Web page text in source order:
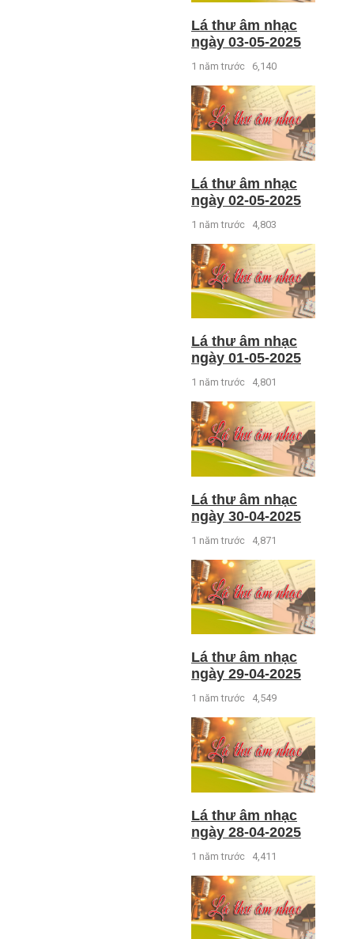
Lá thư âm nhạc
ngày 03-05-2025
1 năm trước 6,140
Lá thư âm nhạc
ngày 02-05-2025
1 năm trước 4,803
Lá thư âm nhạc
ngày 01-05-2025
1 năm trước 4,801
Lá thư âm nhạc
ngày 30-04-2025
1 năm trước 4,871
Lá thư âm nhạc
ngày 29-04-2025
1 năm trước 4,549
Lá thư âm nhạc
ngày 28-04-2025
1 năm trước 4,411